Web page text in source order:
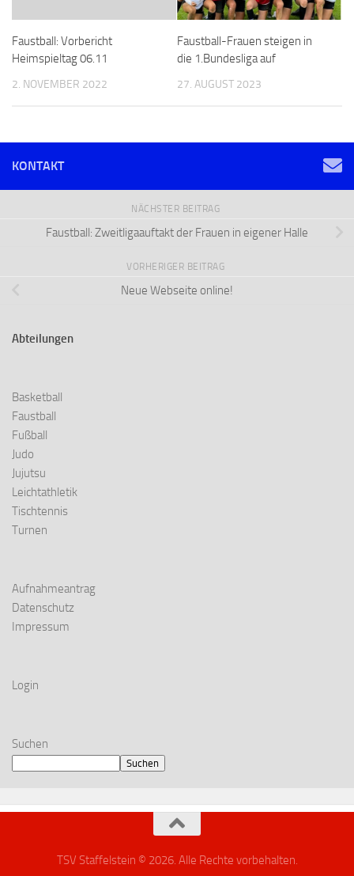
Faustball: Vorbericht
Heimspieltag 06.11
2. NOVEMBER 2022
Faustball-Frauen steigen in
die 1.Bundesliga auf
27. AUGUST 2023
KONTAKT
NÄCHSTER BEITRAG
Faustball: Zweitligaauftakt der Frauen in eigener Halle
VORHERIGER BEITRAG
Neue Webseite online!
Abteilungen
Basketball
Faustball
Fußball
Judo
Jujutsu
Leichtathletik
Tischtennis
Turnen
Aufnahmeantrag
Datenschutz
Impressum
Login
Suchen
Suchen
TSV Staffelstein © 2026. Alle Rechte vorbehalten.